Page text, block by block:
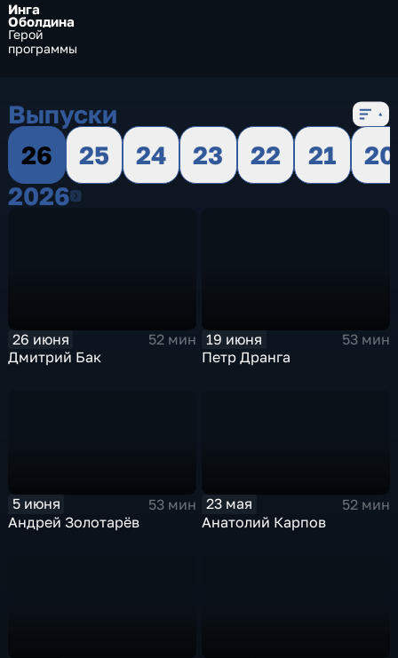
Инга
Оболдина
Герой
программы
Выпуски
26
25 24 23 22 21
20
20262026
26 июня
52 мин
Дмитрий Бак
19 июня
53 мин
Петр Дранга
5 июня
53 мин
Андрей Золотарёв
23 мая
52 мин
Анатолий Карпов